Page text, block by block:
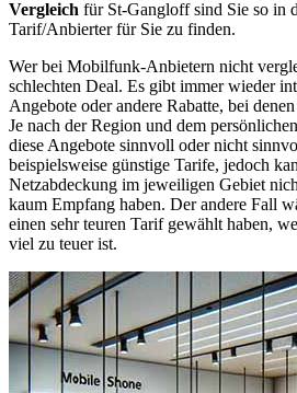
Vergleich für St-Gangloff sind Sie so in
Tarif/Anbierter für Sie zu finden.
Wer bei Mobilfunk-Anbietern nicht
schlechten Deal. Es gibt immer wieder
Angebote oder andere Rabatte, bei
Je nach der Region und dem
diese Angebote sinnvoll oder nicht
beispielsweise günstige Tarife, jedoch
Netzabdeckung im jeweiligen Gebiet
kaum Empfang haben. Der andere Fall
einen sehr teuren Tarif gewählt haben,
viel zu teuer ist.